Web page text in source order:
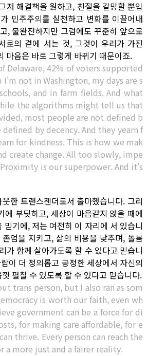
저 해결책을 원하고, 친절을 갈망할 뿐입
민주주의를 실천하고 변화를 이끌어내
, 불완전하지만 그럼에도 꾸준히 앞으로
로의 곁에 서는 것, 그것이 우리가 가진
마음은 바로 그렇게 바뀌기 때문이죠.
Delaware, 42% of voters supported
I'm not in Washington, my days are s
and in farm fields. And what
the algorithms might tell us that
most people are not defined b
defined by decency. And they yearn f
for kindness. This is how we mak
create change. All too slowly, impe
is our superpower. And it's
한 트랜스젠더로서 출마했습니다. 그리
에 부딪히고, 세상이 마음같지 않을 때에
믿기에, 저는 여전히 이 자리에 서 있습니
엄을 지키고, 삶의 비용을 낮추며, 돌봄
가 함께 살아가도록 할 수 있다고 믿습니
이 더 정의롭고 공정한 세상에서 자신의
펼칠 수 있도록 할 수 있다고 믿습니다.
trans person, but I also ran as som
is worth our faith, even wh
government can be a force for di
for making care affordable, for e
thrive. Every person can reach the
more just and a fairer reality.